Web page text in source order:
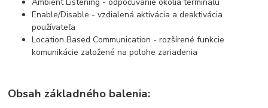
Enable/Disable - vzdialená aktivácia a deaktivácia
používateľa
Location Based Communication - rozšírené funkcie
komunikácie založené na polohe zariadenia
Obsah základného balenia: